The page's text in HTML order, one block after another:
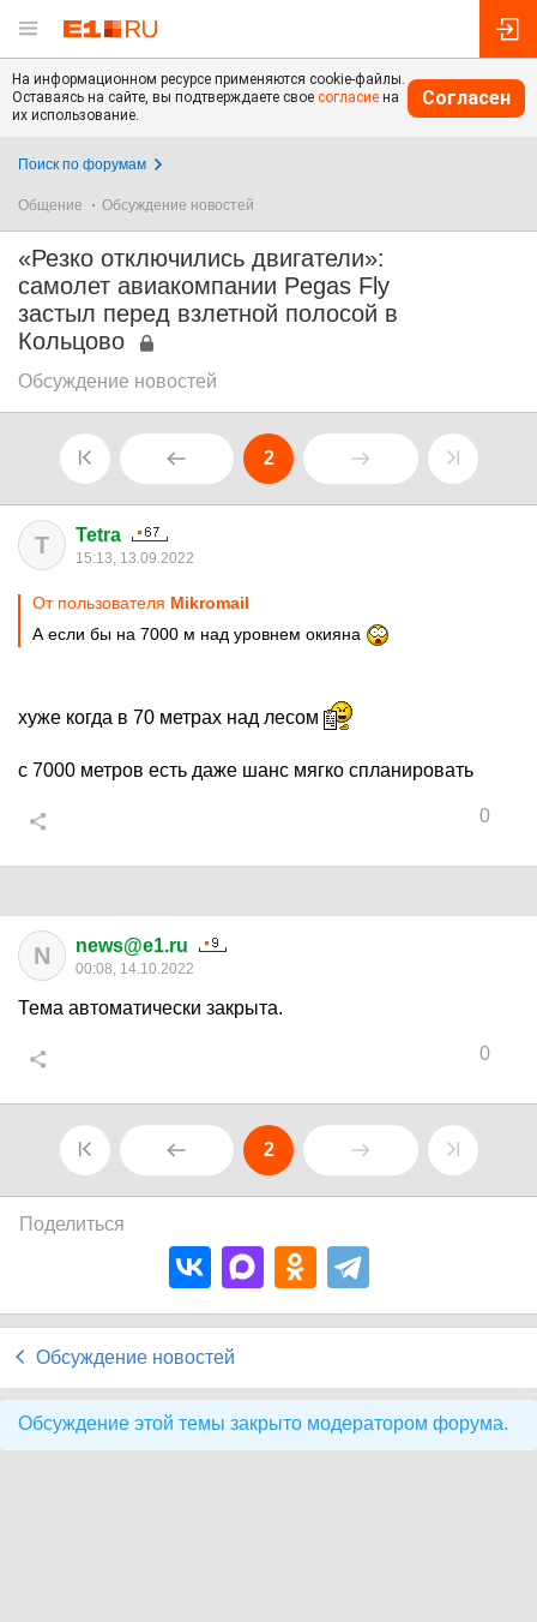
На информационном ресурсе применяются cookie-файлы.
Оставаясь на сайте, вы подтверждаете свое согласие на
их использование.
Согласен
Поиск по форумам
Общение Обсуждение новостей
«Резко отключились двигатели»:
самолет авиакомпании Pegas Fly
застыл перед взлетной полосой в
Кольцово
Обсуждение новостей
2
T Tetra
15:13, 13.09.2022
От пользователя Mikromail
А если бы на 7000 м над уровнем окияна
хуже когда в 70 метрах над лесом
с 7000 метров есть даже шанс мягко спланировать
0
N news@e1.ru
00:08, 14.10.2022
Тема автоматически закрыта.
0
2
Поделиться
Обсуждение новостей
Обсуждение этой темы закрыто модератором форума.